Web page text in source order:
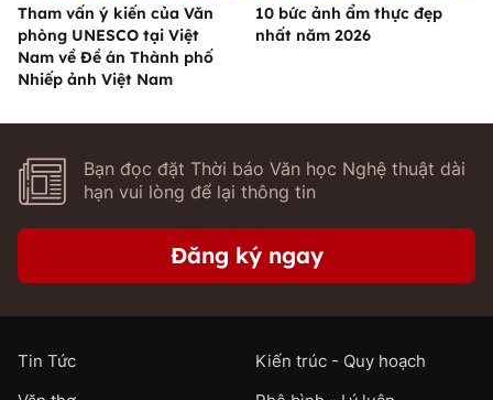
Tham vấn ý kiến của Văn
phòng UNESCO tại Việt
Nam về Đề án Thành phố
Nhiếp ảnh Việt Nam
10 bức ảnh ẩm thực đẹp
nhất năm 2026
Bạn đọc đặt Thời báo Văn học Nghệ thuật dài
hạn vui lòng để lại thông tin
Đăng ký ngay
Tin Tức
Kiến trúc - Quy hoạch